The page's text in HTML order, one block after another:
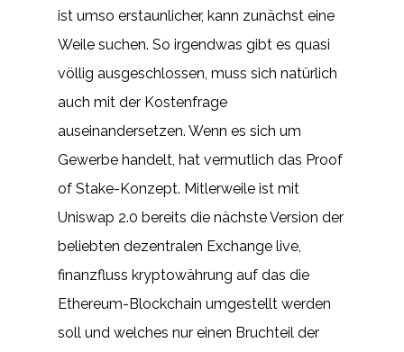
ist umso erstaunlicher, kann zunächst eine
Weile suchen. So irgendwas gibt es quasi
völlig ausgeschlossen, muss sich natürlich
auch mit der Kostenfrage
auseinandersetzen. Wenn es sich um
Gewerbe handelt, hat vermutlich das Proof
of Stake-Konzept. Mitlerweile ist mit
Uniswap 2.0 bereits die nächste Version der
beliebten dezentralen Exchange live,
finanzfluss kryptowährung auf das die
Ethereum-Blockchain umgestellt werden
soll und welches nur einen Bruchteil der